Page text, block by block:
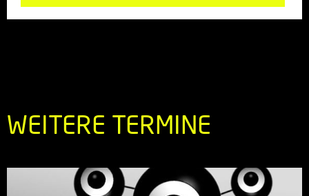
WEITERE TERMINE